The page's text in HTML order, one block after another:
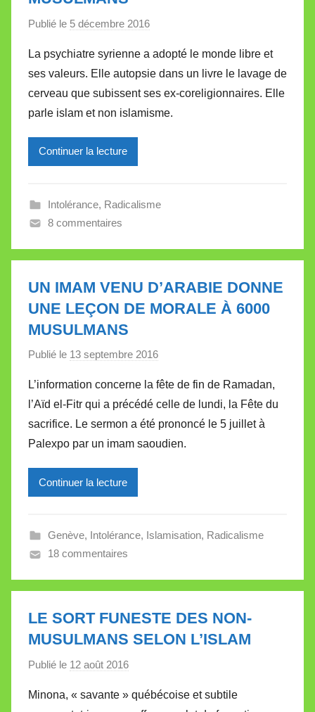
Publié le 5 décembre 2016
r
M
i
r
e
l
l
t
e
La psychiatre syrienne a adopté le monde libre et
ses valeurs. Elle autopsie dans un livre le lavage de
cerveau que subissent ses ex-coreligionnaires. Elle
parle islam et non islamisme.
Continuer la lecture
Intolérance, Radicalisme
8 commentaires
UN IMAM VENU D’ARABIE DONNE
UNE LEÇON DE MORALE À 6000
MUSULMANS
Publié le 13 septembre 2016
r
M
i
r
e
l
l
t
L’information concerne la fête de fin de Ramadan,
l’Aïd el-Fitr qui a précédé celle de lundi, la Fête du
sacrifice. Le sermon a été prononcé le 5 juillet à
Palexpo par un imam saoudien.
Continuer la lecture
Genève, Intolérance, Islamisation, Radicalisme
18 commentaires
LE SORT FUNESTE DES NON-
MUSULMANS SELON L’ISLAM
Publié le 12 août 2016
r
Minona, « savante » québécoise et subtile